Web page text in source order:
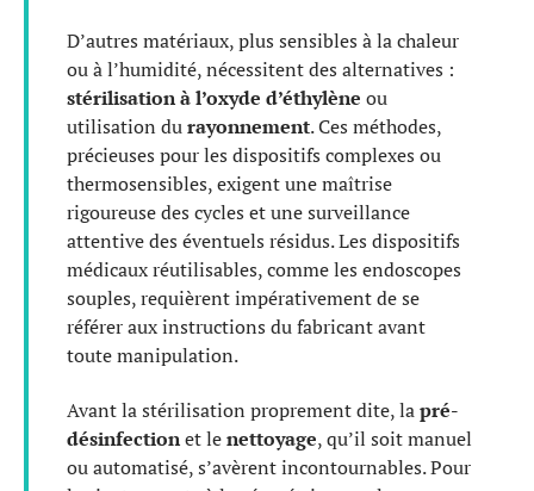
D’autres matériaux, plus sensibles à la chaleur
ou à l’humidité, nécessitent des alternatives :
stérilisation à l’oxyde d’éthylène ou
utilisation durayonnement. Ces méthodes,
précieuses pour les dispositifs complexes ou
thermosensibles, exigent une maîtrise
rigoureuse des cycles et une surveillance
attentive des éventuels résidus. Les dispositifs
médicaux réutilisables, comme les endoscopes
souples, requièrent impérativement de se
référer aux instructions du fabricant avant
toute manipulation.
Avant la stérilisation proprement dite, lapré-
désinfectionet lenettoyage, qu’il soit manuel
ou automatisé, s’avèrent incontournables. Pour